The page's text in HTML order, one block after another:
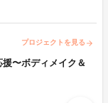
プロジェクトを見る arrow_forward
〜ボディメイク＆